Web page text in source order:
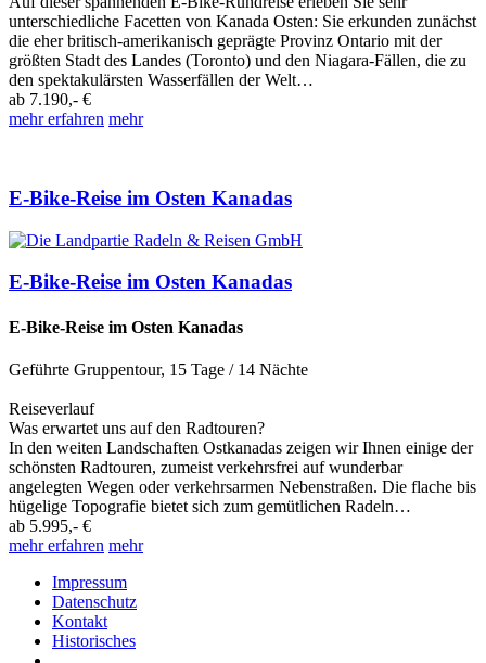
unterschiedliche Facetten von Kanada Osten: Sie erkunden zunächst
die eher britisch-amerikanisch geprägte Provinz Ontario mit der
größten Stadt des Landes (Toronto) und den Niagara-Fällen, die zu
den spektakulärsten Wasserfällen der Welt…
ab 7.190,- €
mehr erfahren mehr
E-Bike-Reise im Osten Kanadas
E-Bike-Reise im Osten Kanadas
E-Bike-Reise im Osten Kanadas
Geführte Gruppentour, 15 Tage / 14 Nächte
Reiseverlauf
Was erwartet uns auf den Radtouren?
In den weiten Landschaften Ostkanadas zeigen wir Ihnen einige der
schönsten Radtouren, zumeist verkehrsfrei auf wunderbar
angelegten Wegen oder verkehrsarmen Nebenstraßen. Die flache bis
hügelige Topografie bietet sich zum gemütlichen Radeln…
ab 5.995,- €
mehr erfahren mehr
Impressum
Datenschutz
Kontakt
Historisches